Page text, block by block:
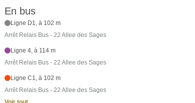
En bus
Ligne D1, à 102 m
Arrêt Relais Bus - 22 Allee des Sages
Ligne 4, à 114 m
Arrêt Relais Bus - 22 Allee des Sages
Ligne C1, à 102 m
Arrêt Relais Bus - 22 Allee des Sages